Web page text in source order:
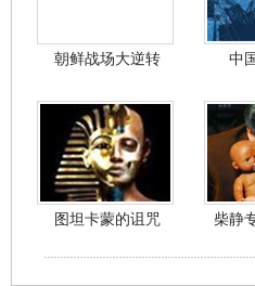
朝鲜战场大逆转 中
图坦卡蒙的诅咒 柴静